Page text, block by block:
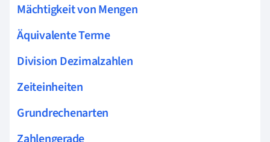
Mächtigkeit von Mengen
Äquivalente Terme
Division Dezimalzahlen
Zeiteinheiten
Grundrechenarten